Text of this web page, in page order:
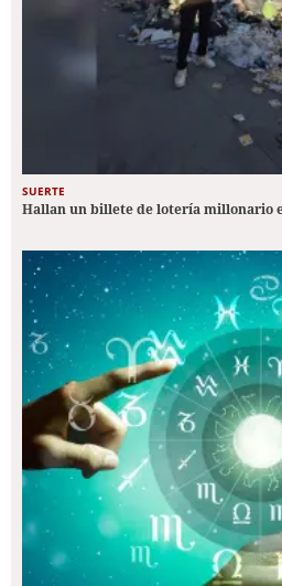
SUERTE
Hallan un billete de lotería millonario